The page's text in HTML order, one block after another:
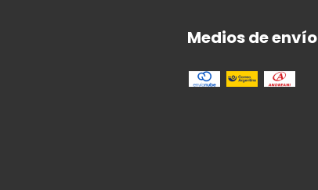
Medios de envío